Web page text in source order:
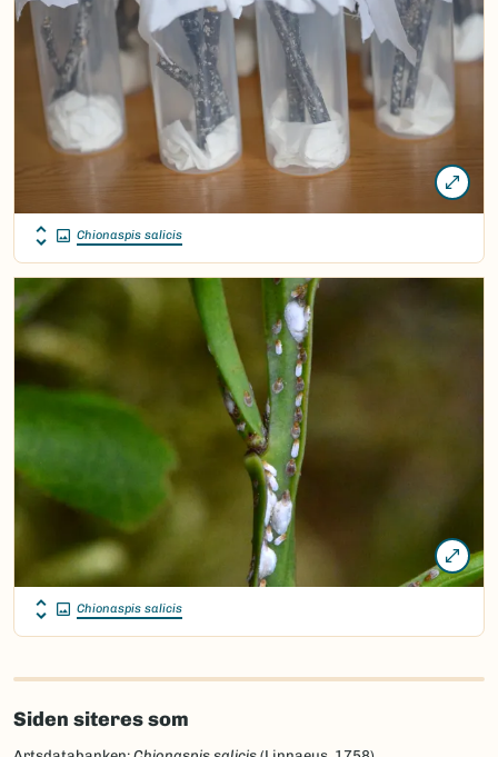
Chionaspis salicis
Chionaspis salicis
Siden siteres som